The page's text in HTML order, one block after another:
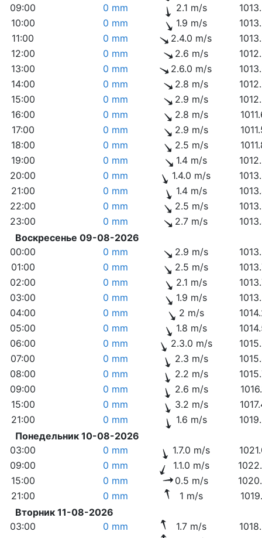
09:00
0 mm 2.1 m/s
10:00
0 mm 1.9 m/s
11:00
0 mm 2.4.0 m/s
12:00
0 mm 2.6 m/s
13:00
0 mm 2.6.0 m/s
14:00
0 mm 2.8 m/s
15:00
0 mm 2.9 m/s
16:00
0 mm 2.8 m/s
17:00
0 mm 2.9 m/s
18:00
0 mm 2.5 m/s
19:00
0 mm 1.4 m/s
20:00
0 mm 1.4.0 m/s
21:00
0 mm 1.4 m/s
22:00
0 mm 2.5 m/s
23:00
0 mm 2.7 m/s
Воскресенье 09-08-2026
00:00
0 mm 2.9 m/s
01:00
0 mm 2.5 m/s
02:00
0 mm 2.1 m/s
03:00
0 mm 1.9 m/s
04:00
0 mm 2 m/s
05:00
0 mm 1.8 m/s
06:00
0 mm 2.3.0 m/s
07:00
0 mm 2.3 m/s
08:00
0 mm 2.2 m/s
09:00
0 mm 2.6 m/s
15:00
0 mm 3.2 m/s
21:00
0 mm 1.6 m/s
Понедельник 10-08-2026
03:00
0 mm 1.7.0 m/s
09:00
0 mm 1.1.0 m/s
15:00
0 mm 0.5 m/s
21:00
0 mm 1 m/s
Вторник 11-08-2026
03:00
0 mm 1.7 m/s